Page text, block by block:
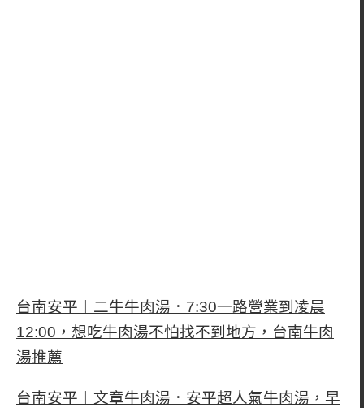
台南安平︱二牛牛肉湯．7:30一路營業到凌晨
12:00，想吃牛肉湯不怕找不到地方，台南牛肉
湯推薦
台南安平︱文章牛肉湯．安平超人氣牛肉湯，早